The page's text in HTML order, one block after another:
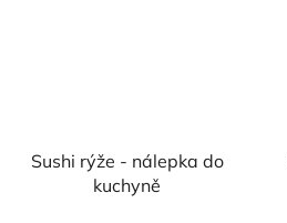
Sushi rýže - nálepka do
kuchyně